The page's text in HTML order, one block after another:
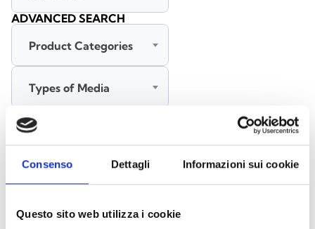
Consenso Dettagli Informazioni sui cookie
Questo sito web utilizza i cookie
Documents(6992)
ADVANCED SEARCH
Product Categories
Types of Media
All languages
SEARCH